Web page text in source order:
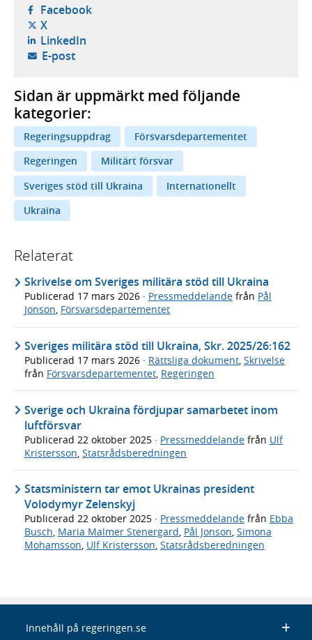
Facebook- öppnas i ny flik, extern webbplats,
X- öppnas i ny flik, extern webbplats,
LinkedIn- öppnas i ny flik, extern webbplats,
E-post- öppnar din e-postklient,
Sidan är uppmärkt med följande
kategorier:
Regeringsuppdrag
Försvarsdepartementet
Regeringen
Militärt försvar
Sveriges stöd till Ukraina
Internationellt
Ukraina
Relaterat
Skrivelse om Sveriges militära stöd till Ukraina
Publicerad 17 mars 2026 · Pressmeddelande från Pål
Jonson, Försvarsdepartementet
Sveriges militära stöd till Ukraina, Skr. 2025/26:162
Publicerad 17 mars 2026 · Rättsliga dokument, Skrivelse
från Försvarsdepartementet, Regeringen
Sverige och Ukraina fördjupar samarbetet inom
luftförsvar
Publicerad 22 oktober 2025 · Pressmeddelande från Ulf
Kristersson Statsrådsberedningen
Statsministern tar emot Ukrainas president
Volodymyr Zelenskyj
Publicerad 22 oktober 2025 · Pressmeddelande från Ebba
Busch, Maria Malmer Stenergard, Pål Jonson, Simona
Mohamsson, Ulf Kristersson, Statsrådsberedningen
Innehåll på regeringen.se